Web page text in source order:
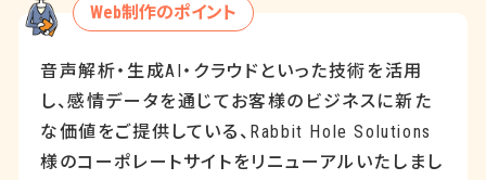
Web制作のポイント
音声解析・生成AI ・クラウドといった技術を活用
し、感情データを通じてお客様のビジネスに新た
な価値をご提供している、 Rabbit Hole Solutions
様のコーポレートサイトをリニューアルいたしまし